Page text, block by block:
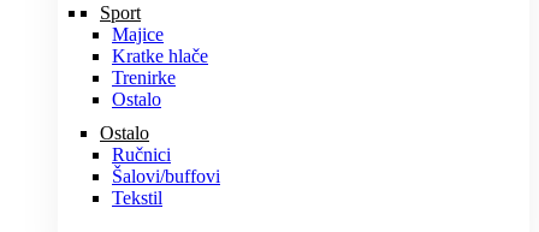
Sport
Majice
Kratke hlače
Trenirke
Ostalo
Ostalo
Ručnici
Šalovi/buffovi
Tekstil